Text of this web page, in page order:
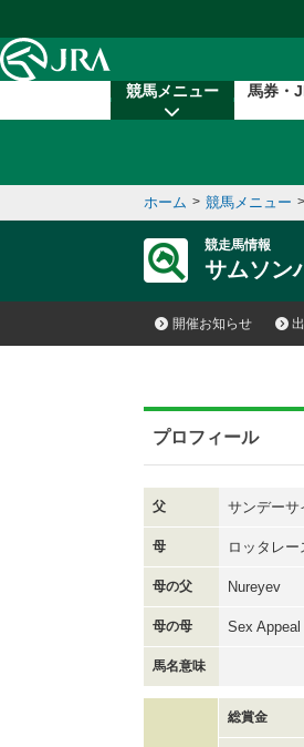
競馬メニュー 馬券・
ホーム > 競馬メニュー >
競走馬情報
サムソン
開催お知らせ
プロフィール
父 サンデーサ
母 ロッタレー
母の父 Nureyev
母の母 Sex Appeal
馬名意味
総賞金